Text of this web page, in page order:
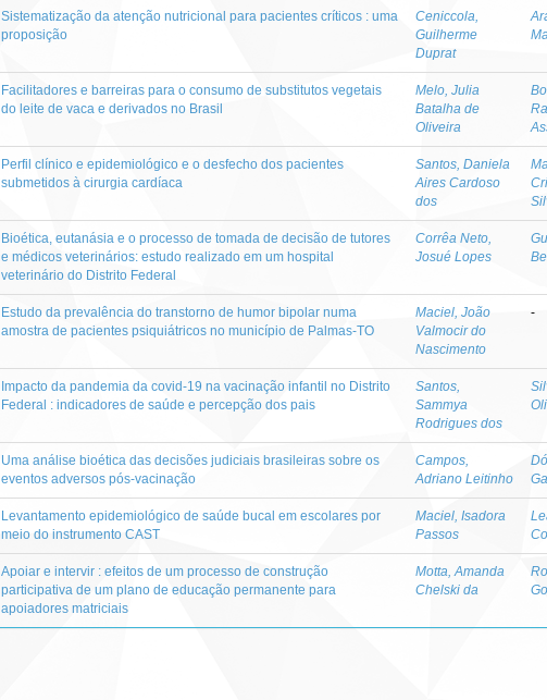
Sistematização da atenção nutricional para pacientes críticos : uma
proposição
Ceniccola,
Guilherme
Duprat
Facilitadores e barreiras para o consumo de substitutos vegetais
do leite de vaca e derivados no Brasil
Melo, Julia
Batalha de
Oliveira
Perfil clínico e epidemiológico e o desfecho dos pacientes
submetidos à cirurgia cardíaca
Santos, Daniela
Aires Cardoso
dos
Bioética, eutanásia e o processo de tomada de decisão de tutores
e médicos veterinários: estudo realizado em um hospital
veterinário do Distrito Federal
Corrêa Neto,
Josué Lopes
Estudo da prevalência do transtorno de humor bipolar numa
amostra de pacientes psiquiátricos no município de Palmas-TO
Maciel, João
Valmocir do
Nascimento
-
Impacto da pandemia da covid-19 na vacinação infantil no Distrito
Federal : indicadores de saúde e percepção dos pais
Santos,
Sammya
Rodrigues dos
Uma análise bioética das decisões judiciais brasileiras sobre os
eventos adversos pós-vacinação
Campos,
Adriano Leitinho
Levantamento epidemiológico de saúde bucal em escolares por
meio do instrumento CAST
Maciel, Isadora
Passos
Apoiar e intervir : efeitos de um processo de construção
participativa de um plano de educação permanente para
apoiadores matriciais
Motta, Amanda
Chelski da